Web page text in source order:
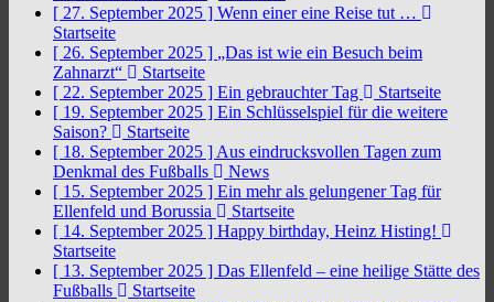
[ 27. September 2025 ] Wenn einer eine Reise tut …
Startseite
[ 26. September 2025 ] „Das ist wie ein Besuch beim
Zahnarzt“
Startseite
[ 22. September 2025 ] Ein gebrauchter Tag
Startseite
[ 19. September 2025 ] Ein Schlüsselspiel für die weitere
Saison?
Startseite
[ 18. September 2025 ] Aus eindrucksvollen Tagen zum
Denkmal des Fußballs
News
[ 15. September 2025 ] Ein mehr als gelungener Tag für
Ellenfeld und Borussia
Startseite
[ 14. September 2025 ] Happy birthday, Heinz Histing!
Startseite
[ 13. September 2025 ] Das Ellenfeld – eine heilige Stätte des
Fußballs
Startseite